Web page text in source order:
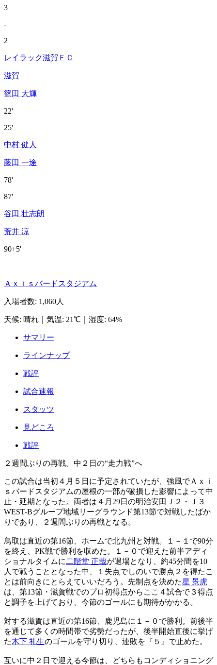
3
-
2
レイラック滋賀ＦＣ
滋賀
篠田 大輝
22'
25'
中村 健人
藤田 一途
78'
87'
谷田 壮志朗
荒井 涼
90+5'
Ａｘｉｓバードスタジアム
入場者数: 1,060人
天候: 晴れ 気温: 21℃ 湿度: 64%
サマリー
ラインナップ
戦評
試合速報
スタッツ
見どころ
戦評
２週間ぶりの再戦。中２日の“走力戦”へ
この試合は当初４月５日に予定されていたが、強風でＡｘｉ
ｓバードスタジアムの屋根の一部が破損した影響によって中
止・延期となった。両者は４月29日の明治安田Ｊ２・Ｊ３
WEST-Bグループ地域リーグラウンド第13節で対戦したばか
りであり、２週間ぶりの再戦となる。
鳥取は直近の第16節、ホームで北九州と対戦。１－１で90分
を終え、PK戦で勝利を収めた。１－０で迎えた前半アディ
ショナルタイムに 二階堂 正哉が退場となり、約45分間を10
人で戦うこととなった中、１失点でしのいで勝点２を得たこ
とは前向きにとらえていいだろう。先制点を決めた星 景虎
は、第13節・滋賀戦でのプロ初得点からここ４試合で３得点
と調子を上げており、今節のゴールにも期待がかかる。
対する滋賀は直近の第16節、鹿児島に１－０で勝利。前後半
を通じて多くの時間帯で劣勢だったが、後半開始直後に挙げ
た木下 礼生のゴールを守り切り、連敗を『５』で止めた。
互いに中２日で迎える今節は、どちらもコンディショニング